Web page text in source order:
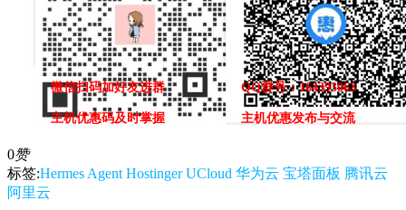
微信扫码加好友进群
主机优惠码及时掌握
QQ群号：164393063
主机优惠发布与交流
0赞
标签:Hermes Agent Hostinger UCloud 华为云 宝塔面板 腾讯云
阿里云